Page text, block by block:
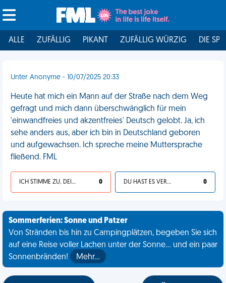
ALLE ZUFÄLLIG PIKANT ZUFÄLLIG WÜRZIG DIE
Unter Anonyme - 10/07/2025 20:33
Heute hat mich ein Mann auf der Straße nach dem Weg
gefragt und mich dann überschwänglich für mein
'einwandfreies und akzentfreies' Deutsch gelobt. Ja, ich
sehe anders aus, aber ich bin in Deutschland geboren
und aufgewachsen. Ich spreche meine Muttersprache
fließend. FML
ICH STIMME ZU, DEIN LEBEN IST SCHEISSE 0 DU HAST ES VERDIENT 0
Sommerferien: Sonne und Patzer
Von Stränden bis hin zu Campingplätzen, begeben Sie sich
auf eine Reise voller Lachen unter der Sonne... und ein paar
Sonnenbränden!
Mehr…